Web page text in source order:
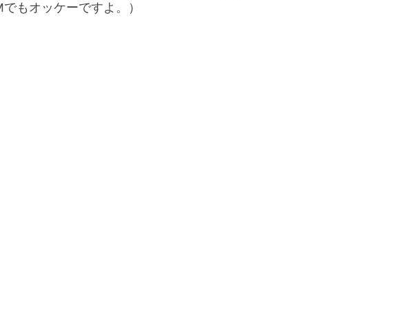
もオッケーですよ。）